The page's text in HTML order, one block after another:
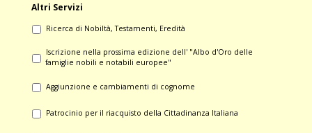
Altri Servizi
- Ricerca di Nobiltà, Testamenti, Eredità
- Iscrizione nella prossima edizione dell' "Albo d'Oro delle
famiglie nobili e notabili europee"
- Aggiunzione e cambiamenti di cognome
- Patrocinio per il riacquisto della Cittadinanza Italiana